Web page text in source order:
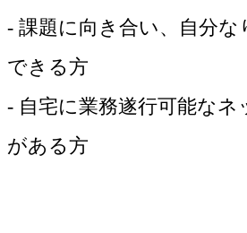
- 課題に向き合い、自分な
できる方
- 自宅に業務遂行可能なネ
がある方